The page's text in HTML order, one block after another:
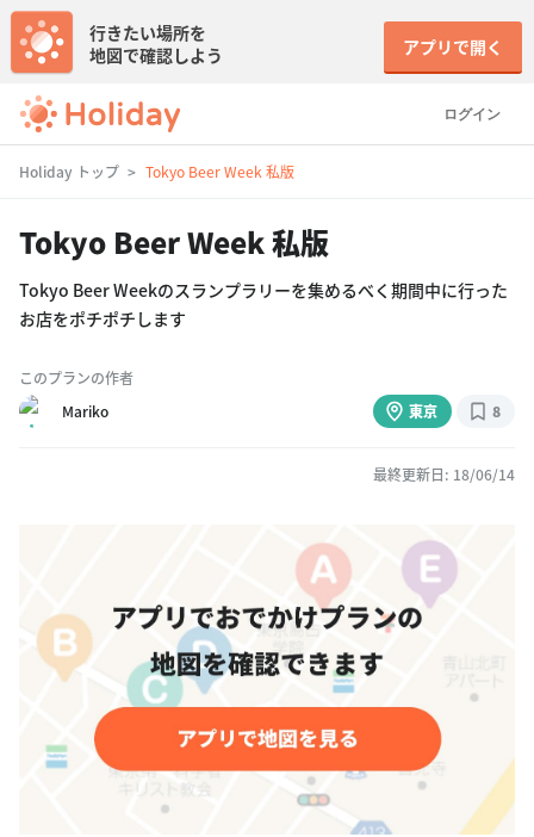
ログイン
行きたい場所を
地図で確認しよう
アプリで開く
Holiday トップ Tokyo Beer Week 私版
Tokyo Beer Week 私版
Tokyo Beer Weekのスランプラリーを集めるべく期間中に行った
お店をポチポチします
このプランの作者
Mariko
東京 8
最終更新日: 18/06/14